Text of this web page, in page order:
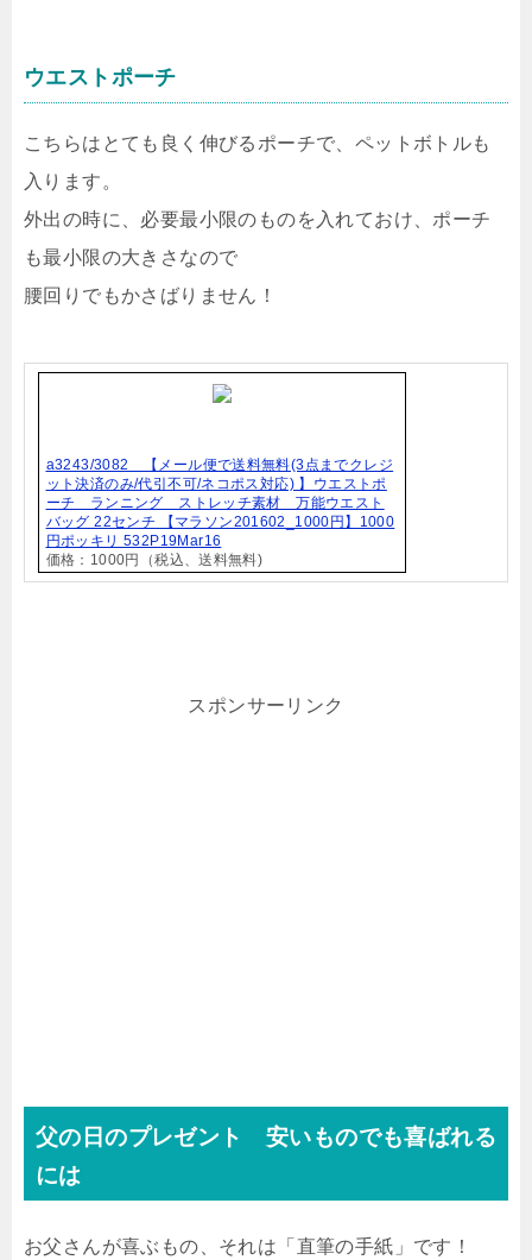
ウエストポーチ
こちらはとても良く伸びるポーチで、ペットボトルも
入ります。
外出の時に、必要最小限のものを入れておけ、ポーチ
も最小限の大きさなので
腰回りでもかさばりません！
a3243/3082 【メール便で送料無料(3点までクレジ
ット決済のみ/代引不可/ネコポス対応) 】ウエストポ
ーチ ランニング ストレッチ素材 万能ウエスト
バッグ 22センチ 【マラソン201602_1000円】1000
円ポッキリ 532P19Mar16
価格：1000円（税込、送料無料)
スポンサーリンク
父の日のプレゼント 安いものでも喜ばれる
には
お父さんが喜ぶもの、それは「直筆の手紙」です！